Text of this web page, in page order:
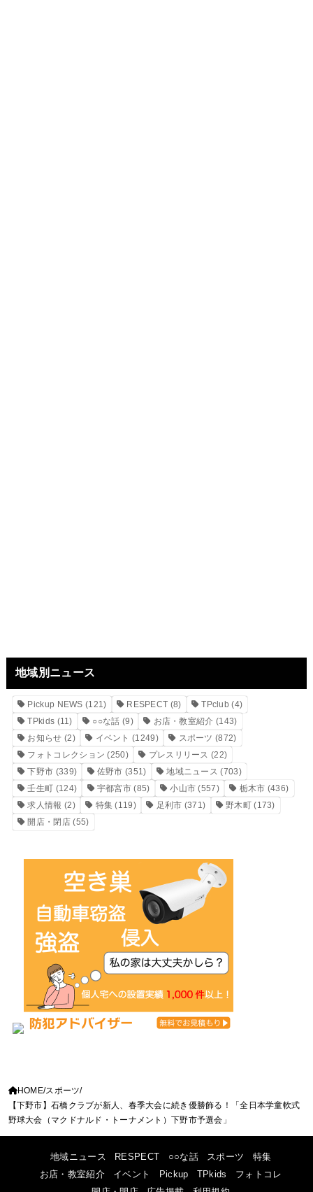
地域別ニュース
Pickup NEWS (121) RESPECT (8) TPclub (4)
TPkids (11) ○○な話 (9) お店・教室紹介 (143)
お知らせ (2) イベント (1249) スポーツ (872)
フォトコレクション (250) プレスリリース (22)
下野市 (339) 佐野市 (351) 地域ニュース (703)
壬生町 (124) 宇都宮市 (85) 小山市 (557) 栃木市 (436)
求人情報 (2) 特集 (119) 足利市 (371) 野木町(173)
開店・閉店(55)
HOME スポーツ
【下野市】石橋クラブが新人、春季大会に続き優勝飾る！「全日本学童軟式
野球大会（マクドナルド・トーナメント）下野市予選会」
地域ニュース RESPECT ○○な話 スポーツ
特集
お店・教室紹介
イベント Pickup TPkids
フォトコレ